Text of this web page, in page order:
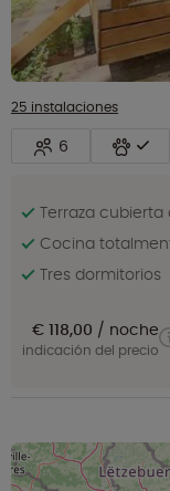
25 instalaciones
6
Terraza cubierta
Cocina
Tres dormitorios
€ 118,00 noche
indicación del precio